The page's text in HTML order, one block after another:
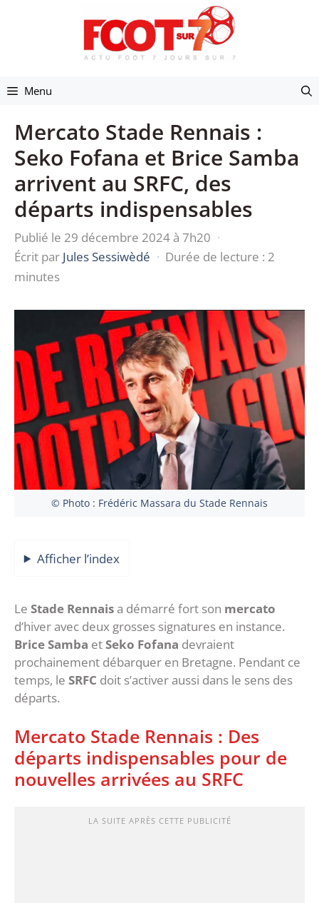
Menu
Mercato Stade Rennais :
Seko Fofana et Brice Samba
arrivent au SRFC, des
départs indispensables
Publié le 29 décembre 2024 à 7h20 ·
Écrit par Jules Sessiwèdé · Durée de lecture : 2
minutes
© Photo : Frédéric Massara du Stade Rennais
Afficher l’index
Le Stade Rennaisa démarré fort son mercato
d’hiver avec deux grosses signatures en instance.
Brice Samba etSeko Fofana devraient
prochainement débarquer en Bretagne. Pendant ce
temps, le SRFC doit s’activer aussi dans le sens des
départs.
Mercato Stade Rennais : Des
départs indispensables pour de
nouvelles arrivées au SRFC
LA SUITE APRÈS CETTE PUBLICITÉ